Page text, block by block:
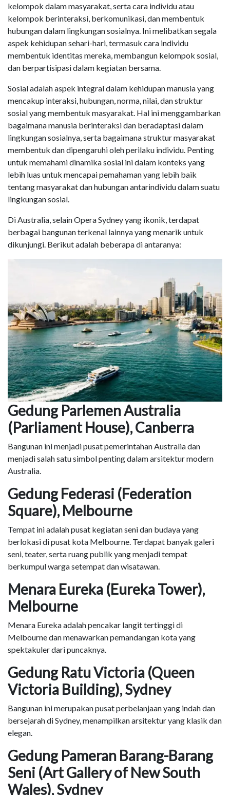
kelompok dalam masyarakat, serta cara individu atau
kelompok berinteraksi, berkomunikasi, dan membentuk
hubungan dalam lingkungan sosialnya. Ini melibatkan segala
aspek kehidupan sehari-hari, termasuk cara individu
membentuk identitas mereka, membangun kelompok sosial,
dan berpartisipasi dalam kegiatan bersama.
Sosial adalah aspek integral dalam kehidupan manusia yang
mencakup interaksi, hubungan, norma, nilai, dan struktur
sosial yang membentuk masyarakat. Hal ini menggambarkan
bagaimana manusia berinteraksi dan beradaptasi dalam
lingkungan sosialnya, serta bagaimana struktur masyarakat
membentuk dan dipengaruhi oleh perilaku individu. Penting
untuk memahami dinamika sosial ini dalam konteks yang
lebih luas untuk mencapai pemahaman yang lebih baik
tentang masyarakat dan hubungan antarindividu dalam suatu
lingkungan sosial.
Di Australia, selain Opera Sydney yang ikonik, terdapat
berbagai bangunan terkenal lainnya yang menarik untuk
dikunjungi. Berikut adalah beberapa di antaranya:
Gedung Parlemen Australia
(Parliament House), Canberra
Bangunan ini menjadi pusat pemerintahan Australia dan
menjadi salah satu simbol penting dalam arsitektur modern
Australia.
Gedung Federasi (Federation
Square), Melbourne
Tempat ini adalah pusat kegiatan seni dan budaya yang
berlokasi di pusat kota Melbourne. Terdapat banyak galeri
seni, teater, serta ruang publik yang menjadi tempat
berkumpul warga setempat dan wisatawan.
Menara Eureka (Eureka Tower),
Melbourne
Menara Eureka adalah pencakar langit tertinggi di
Melbourne dan menawarkan pemandangan kota yang
spektakuler dari puncaknya.
Gedung Ratu Victoria (Queen
Victoria Building), Sydney
Bangunan ini merupakan pusat perbelanjaan yang indah dan
bersejarah di Sydney, menampilkan arsitektur yang klasik dan
elegan.
Gedung Pameran Barang-Barang
Seni (Art Gallery of New South
Wales), Sydney